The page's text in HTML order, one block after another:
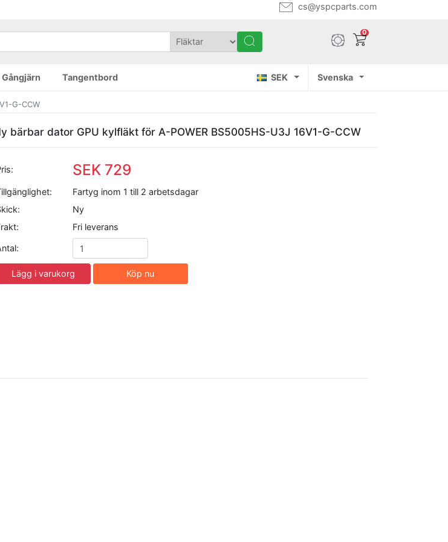
cs@yspcparts.com
0
Gångjärn Tangentbord SEK Svenska
G-CCW
bärbar dator GPU kylfläkt för A-POWER BS5005HS-U3J 16V1-G-CCW
SEK 729
Fartyg inom 1 till 2 arbetsdagar
Ny
Fri leverans
Lägg i varukorg Köp nu